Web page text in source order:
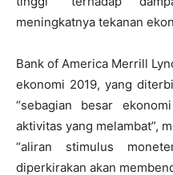
meningkatnya tekanan
Bank of America Merrill
ekonomi 2019, yang
“sebagian besar
aktivitas yang melambat”,
“aliran stimulus
diperkirakan akan